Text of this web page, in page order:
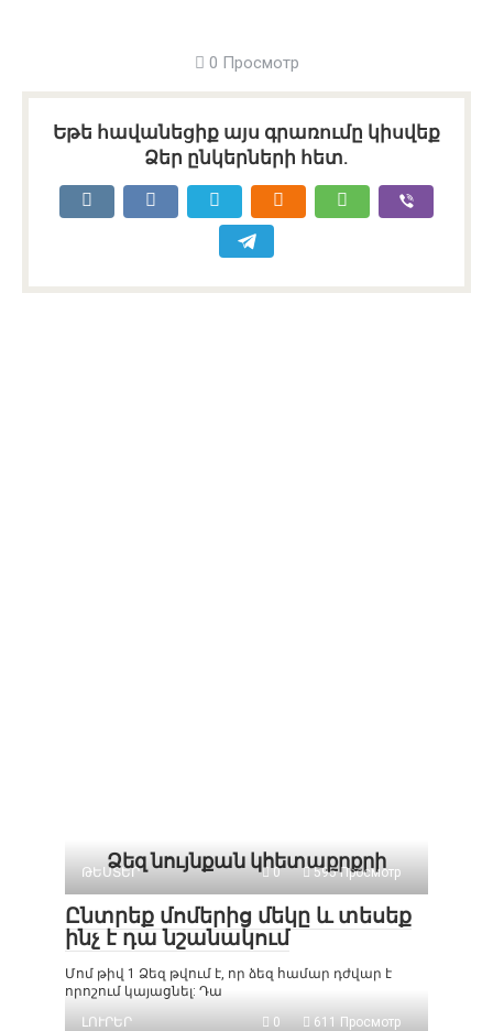
0 Просмотр
Եթե հավանեցիք այս գրառումը կիսվեք
Ձեր ընկերների հետ.
Ձեզ նույնքան կհետաքրքրի
ԹԵՍՏԵՐ 0 595 Просмотр
Ընտրեք մոմերից մեկը և տեսեք
ինչ է դա նշանակում
Մոմ թիվ 1 Ձեզ թվում է, որ ձեզ համար դժվար է
որոշում կայացնել: Դա
ԼՈՒՐԵՐ
0 611 Просмотр